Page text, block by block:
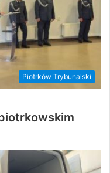
Piotrków Trybunalski